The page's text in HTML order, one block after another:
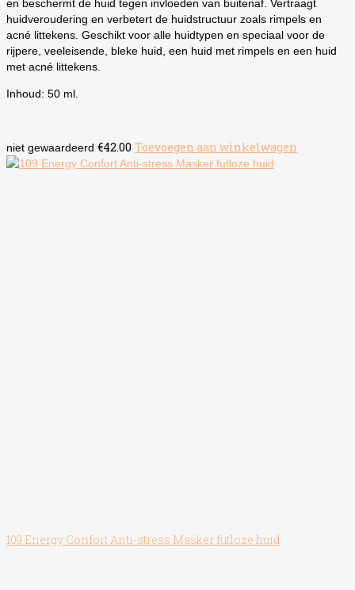
en beschermt de huid tegen invloeden van buitenaf. Vertraagt
huidveroudering en verbetert de huidstructuur zoals rimpels en
acné littekens. Geschikt voor alle huidtypen en speciaal voor de
rijpere, veeleisende, bleke huid, een huid met rimpels en een huid
met acné littekens.
Inhoud: 50 ml.
niet gewaardeerd €42.00 Toevoegen aan winkelwagen
109 Energy Confort Anti-stress Masker futloze huid